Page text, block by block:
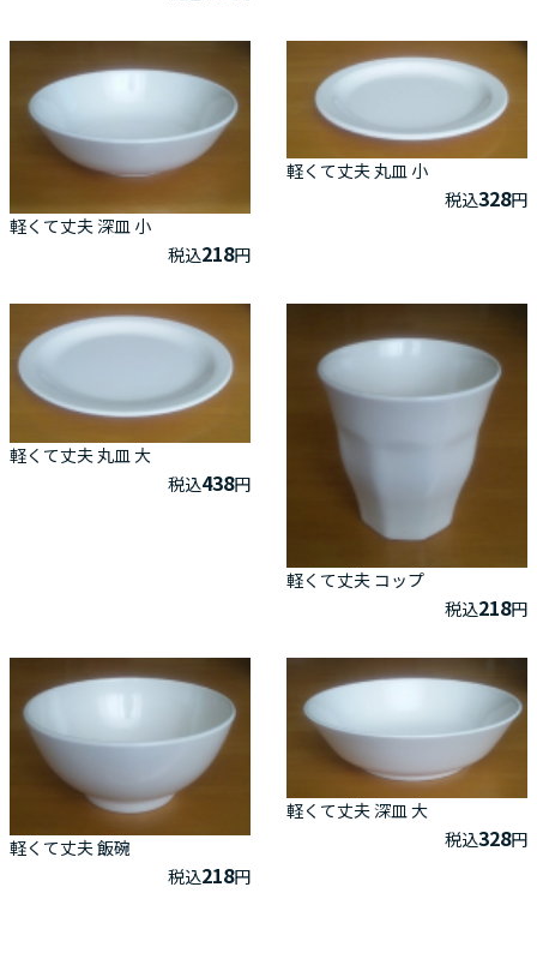
軽くて丈夫 深皿 小
税込218円
軽くて丈夫 丸皿 小
税込328円
軽くて丈夫 丸皿 大
税込438円
軽くて丈夫 コップ
税込218円
軽くて丈夫 飯碗
税込218円
軽くて丈夫 深皿 大
税込328円